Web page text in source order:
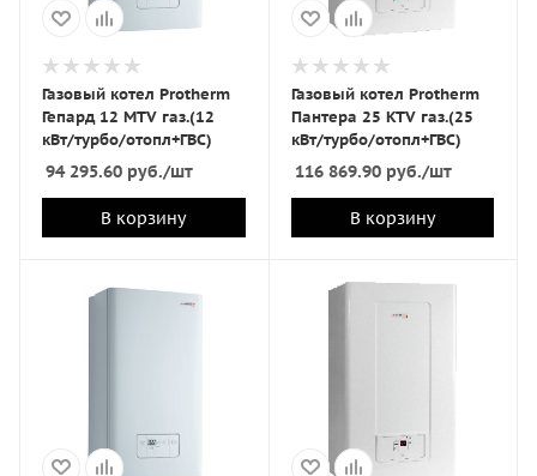
Газовый котел Protherm
Гепард 12 MTV газ.(12
кВт/турбо/отопл+ГВС)
94 295.60 руб./шт
В корзину
Газовый котел Protherm
Пантера 25 KTV газ.(25
кВт/турбо/отопл+ГВС)
116 869.90руб./шт
В корзину